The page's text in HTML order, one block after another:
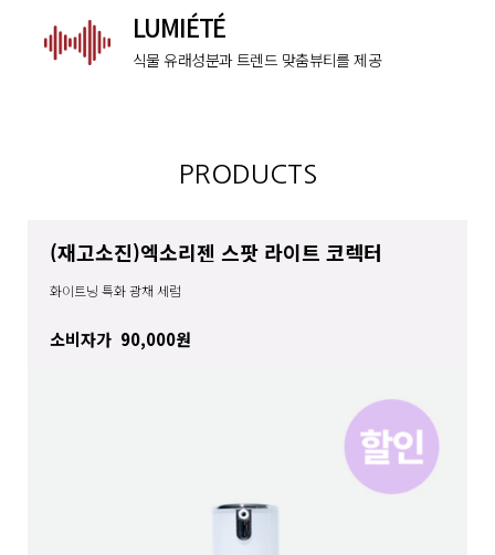
LUMIÉTÉ
식물 유래성분과 트렌드 맞춤뷰티를 제공
PRODUCTS
(재고소진)엑소리젠 스팟 라이트 코렉터
화이트닝 특화 광채 세럼
소비자가 90,000원